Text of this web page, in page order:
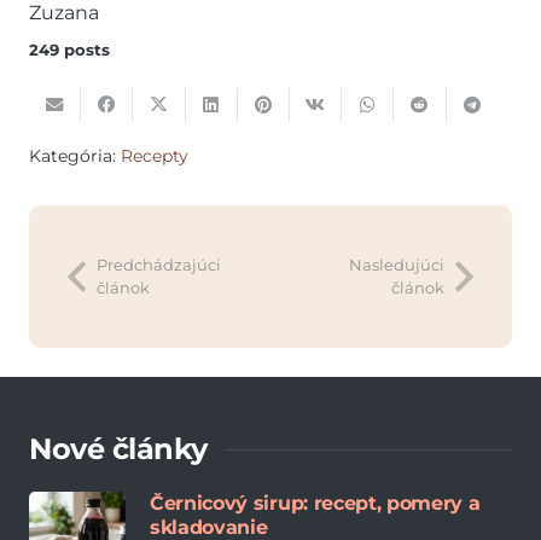
Zuzana
249 posts
Kategória: Recepty
Predchádzajúci
článok
Nasledujúci
článok
Nové články
Černicový sirup: recept, pomery a
skladovanie